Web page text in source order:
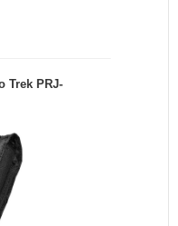
Trek PRJ-